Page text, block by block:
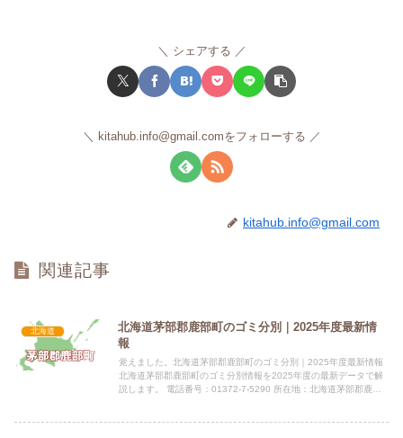
シェアする
kitahub.info@gmail.comをフォローする
kitahub.info@gmail.com
関連記事
北海道
北海道茅部郡鹿部町のゴミ分別｜2025年度最新情
報
覚えました。北海道茅部郡鹿部町のゴミ分別｜2025年度最新情報
北海道茅部郡鹿部町のゴミ分別情報を2025年度の最新データで解
説します。 電話番号：01372-7-5290 所在地：北海道茅部郡鹿部